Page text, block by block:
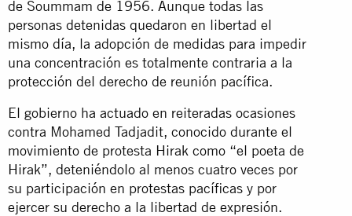
de Soummam de 1956. Aunque todas las
personas detenidas quedaron en libertad el
mismo día, la adopción de medidas para impedir
una concentración es totalmente contraria a la
protección del derecho de reunión pacífica.
El gobierno ha actuado en reiteradas ocasiones
contra Mohamed Tadjadit, conocido durante el
movimiento de protesta Hirak como “el poeta de
Hirak”, deteniéndolo al menos cuatro veces por
su participación en protestas pacíficas y por
ejercer su derecho a la libertad de expresión.